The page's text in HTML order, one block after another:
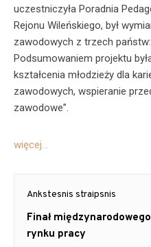
uczestniczyła Poradnia
Rejonu Wileńskiego, był
zawodowych z trzech
Podsumowaniem projektu
kształcenia młodzieży dla
zawodowych, wspieranie
zawodowe”.
więcej…
Navigacija
tarp
Ankstesnis straipsnis
Previous
post:
Finał
rynku pracy